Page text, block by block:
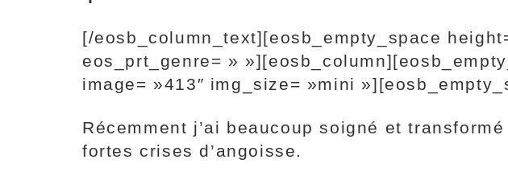
[/eosb_column_text][eosb_empty_space
eos_prt_genre= »
image= »413″ img_size= »mini
Récemment j’ai beaucoup soigné et
fortes crises d’angoisse.